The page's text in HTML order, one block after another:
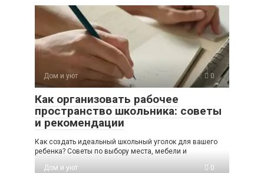
Дом и уют 0
Как организовать рабочее
пространство школьника: советы
и рекомендации
Как создать идеальный школьный уголок для вашего
ребенка? Советы по выбору места, мебели и
Дом и уют
0